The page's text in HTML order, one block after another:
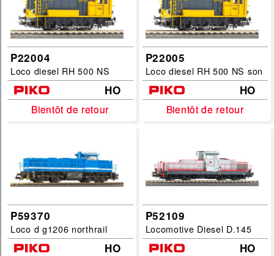
P22004
Loco diesel RH 500 NS
HO
Bientôt de retour
Bientôt de retour
P22005
Loco diesel RH 500 NS son
HO
Bientôt de retour
Bientôt de retour
P59370
Loco d g1206 northrail
HO
P52109
Locomotive Diesel D.145
HO